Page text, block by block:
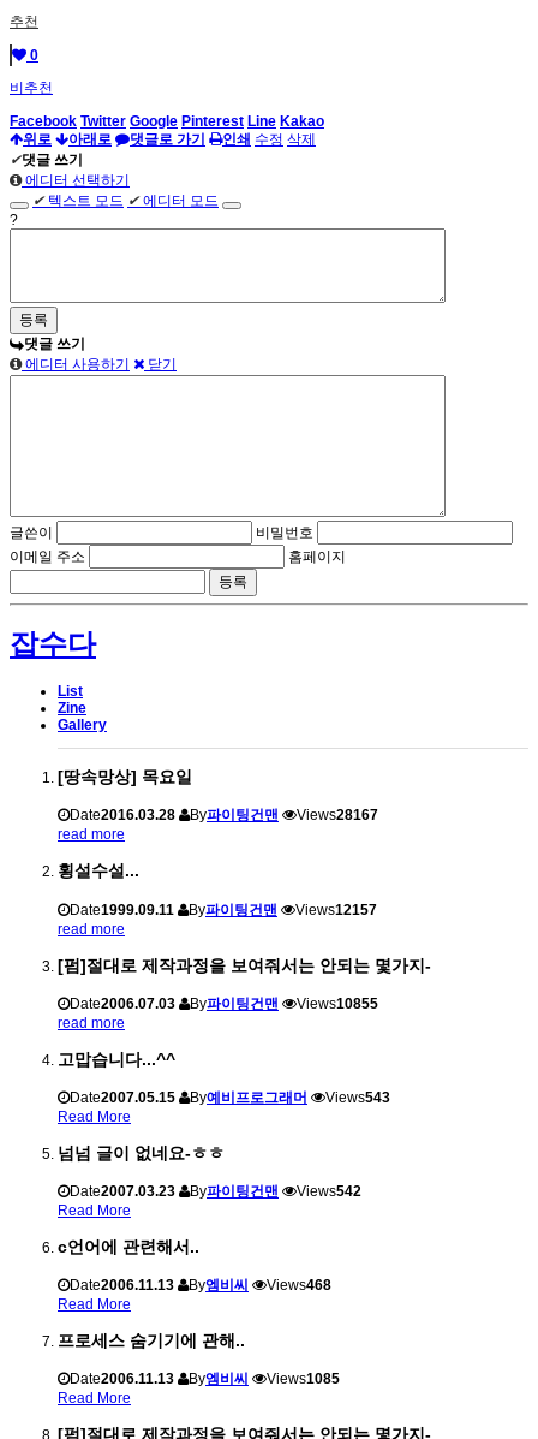
추천
0
비추천
Facebook Twitter Google Pinterest Line Kakao
위로
아래로 댓글로 가기 인쇄 수정 삭제
✔댓글 쓰기
에디터 선택하기
✔ 텍스트 모드 ✔에디터 모드
?
댓글 쓰기
에디터 사용하기
닫기
글쓴이
비밀번호
이메일 주소
홈페이지
잡수다
List
Zine
Gallery
[땅속망상] 목요일
Date2016.03.28 By파이팅건맨 Views28167
read more
횡설수설...
Date1999.09.11 By파이팅건맨 Views12157
read more
[펌]절대로 제작과정을 보여줘서는 안되는 몇가지-
Date2006.07.03 By파이팅건맨 Views10855
read more
고맙습니다...^^
Date2007.05.15 By예비프로그래머 Views543
Read More
넘넘 글이 없네요-ㅎㅎ
Date2007.03.23 By파이팅건맨 Views542
Read More
c언어에 관련해서..
Date2006.11.13 By엠비씨 Views468
Read More
프로세스 숨기기에 관해..
Date2006.11.13 By엠비씨 Views1085
Read More
[펌]절대로 제작과정을 보여줘서는 안되는 몇가지-